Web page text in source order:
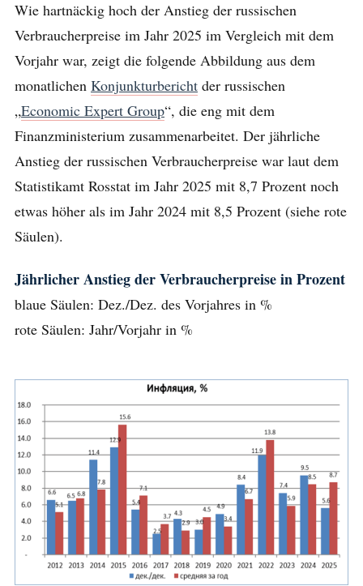
Wie hartnäckig hoch der Anstieg der russischen
Verbraucherpreise im Jahr 2025 im Vergleich mit dem
Vorjahr war, zeigt die folgende Abbildung aus dem
monatlichen Konjunkturbericht der russischen
„Economic Expert Group“, die eng mit dem
Finanzministerium zusammenarbeitet. Der jährliche
Anstieg der russischen Verbraucherpreise war laut dem
Statistikamt Rosstat im Jahr 2025 mit 8,7 Prozent noch
etwas höher als im Jahr 2024 mit 8,5 Prozent (siehe rote
Säulen).
Jährlicher Anstieg der Verbraucherpreise in Prozent
blaue Säulen: Dez./Dez. des Vorjahres in %
rote Säulen: Jahr/Vorjahr in %